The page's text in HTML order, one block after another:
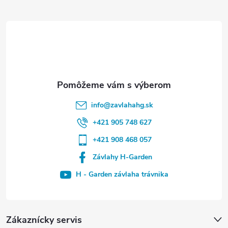
Zákaznícky servis
info@zavlahahg.sk
+421 905 748 627
+421 908 468 057
Závlahy H-Garden
H - Garden závlaha trávnika